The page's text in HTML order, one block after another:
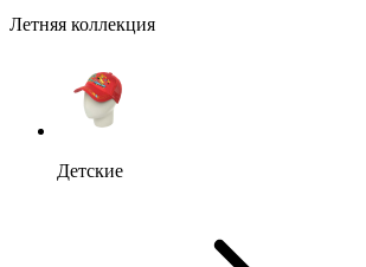
Летняя коллекция
Детские